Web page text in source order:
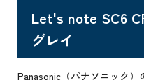
Let's note SC6
グレイ
Panasonic（パナソニック